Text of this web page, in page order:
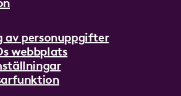
av personuppgifter
webbplats